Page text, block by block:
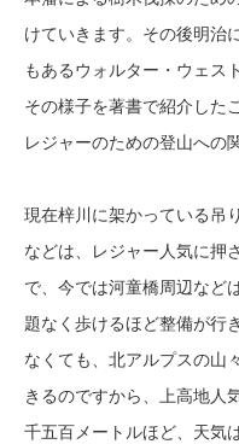
けていきます。その後明治
もあるウォルター・ウェス
その様子を著書で紹介した
レジャーのための登山への
現在梓川に架かっている吊
などは、レジャー人気に押
で、今では河童橋周辺など
題なく歩けるほど整備が行
なくても、北アルプスの山
きるのですから、上高地人
千五百メートルほど、天気